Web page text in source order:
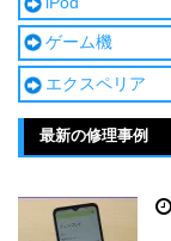
ゲーム機
エクスペリア
最新の修理事例